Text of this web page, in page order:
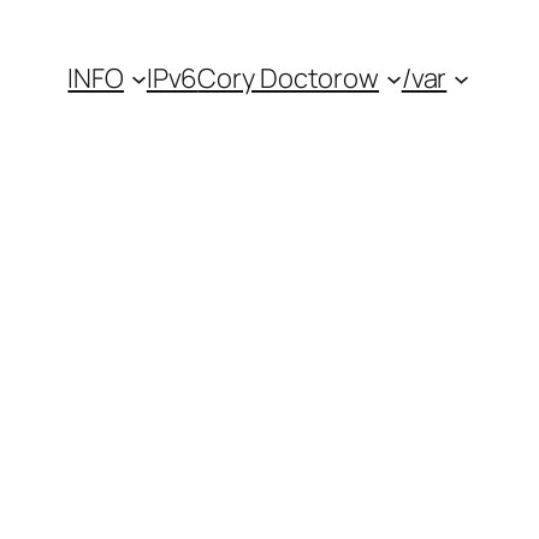
INFO IPv6Cory Doctorow /var